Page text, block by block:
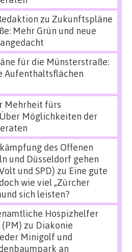
zu Zukunftspläne
Mehr Grün und neue
für die Münsterstraße:
Aufenthaltsflächen
Mehrheit fürs
Möglichkeiten der
des Offenen
und Düsseldorf gehen
und SPD) zu Eine gute
wie viel „Zürcher
sich leisten?
Hospizhelfer
zu Diakonie
Minigolf und
an